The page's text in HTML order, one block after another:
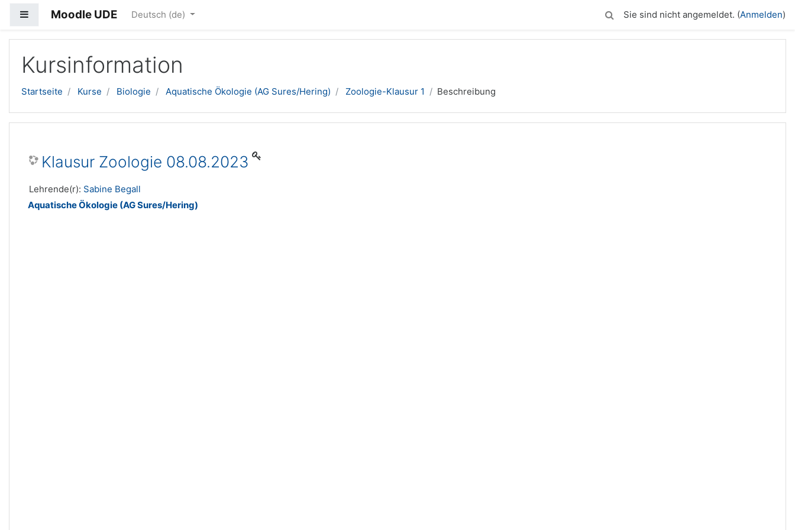
Website-Übersicht
Moodle UDE Deutsch ‎(de)‎ Sie sind nicht angemeldet. (Anmelden)
Kursinformation
Startseite Kurse Biologie Aquatische Ökologie (AG Sures/Hering) Zoologie-Klausur 1 Beschreibung
Klausur Zoologie 08.08.2023
Lehrende(r): Sabine Begall
Aquatische Ökologie (AG Sures/Hering)